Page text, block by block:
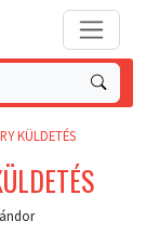
KÜLDETÉS